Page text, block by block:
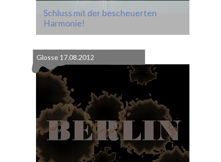
Schluss mit der bescheuerten
Harmonie!
Glosse 17.08.2012